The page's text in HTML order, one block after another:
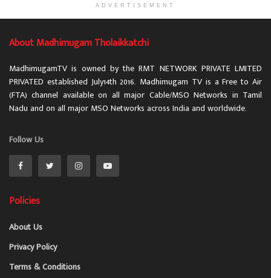
ADVERTISEMENT
About Madhimugam Tholaikkatchi
MadhimugamTV is owned by the RMT NETWORK PRIVATE LMITED
PRIVATED established July14th 2016. Madhimugam TV is a Free to Air
(FTA) channel available on all major Cable/MSO Networks in Tamil
Nadu and on all major MSO Networks across India and worldwide.
Follow Us
Policies
About Us
Privacy Policy
Terms & Conditions